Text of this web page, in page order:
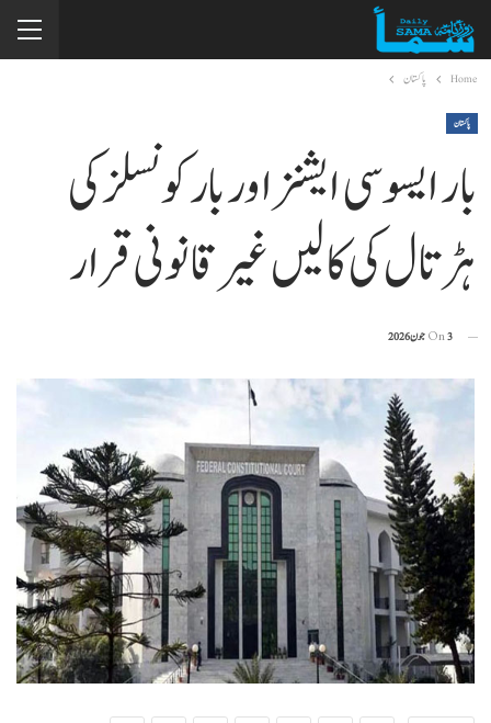
Home پاکستان
پاکستان
بار ایسوسی ایشنز اور بار کونسلز کی
ہڑتال کی کالیں غیر قانونی قرار
On3 جون 2026